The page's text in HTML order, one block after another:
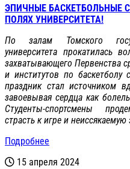
ЭПИЧНЫЕ БАСКЕТБОЛЬНЫЕ
ПОЛЯХ УНИВЕРСИТЕТА!
По залам Томского
университета прокатилась
захватывающего Первенства
и институтов по
праздник стал источником
завоевывая сердца как
Студенты-спортсмены
страсть к игре и
Подробнее
15 апреля 2024